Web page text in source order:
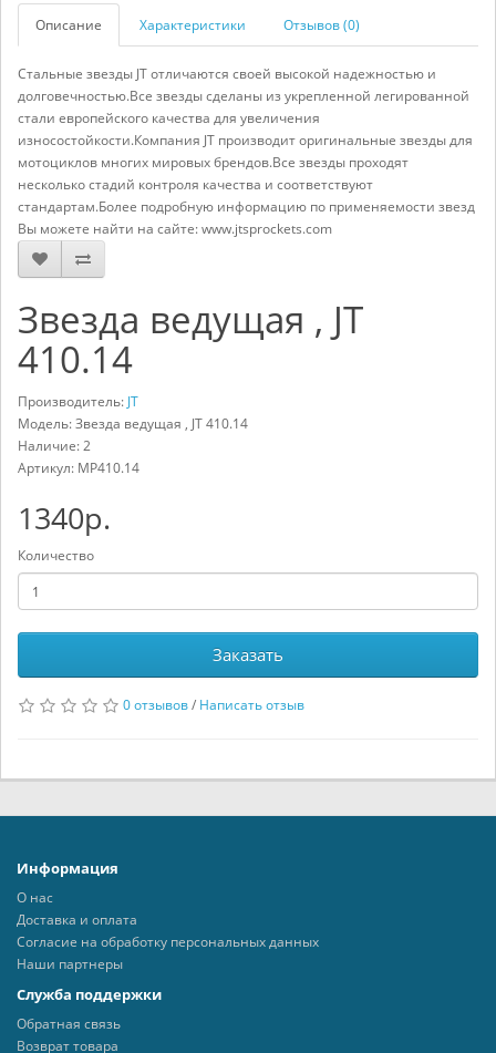
Описание Характеристики Отзывов (0)
Стальные звезды JT отличаются своей высокой надежностью и
долговечностью.Все звезды сделаны из укрепленной легированной
стали европейского качества для увеличения
износостойкости.Компания JT производит оригинальные звезды для
мотоциклов многих мировых брендов.Все звезды проходят
несколько стадий контроля качества и соответствуют
стандартам.Более подробную информацию по применяемости звезд
Вы можете найти на сайте: www.jtsprockets.com
Звезда ведущая , JT
410.14
Производитель: JT
Модель: Звезда ведущая , JT 410.14
Наличие: 2
Артикул: MP410.14
1340р.
Количество
Заказать
0 отзывов/ Написать отзыв
Информация
О нас
Доставка и оплата
Согласие на обработку персональных данных
Наши партнеры
Служба поддержки
Обратная связь
Возврат товара